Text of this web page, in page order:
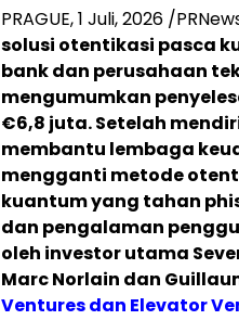
PRAGUE,1 Juli, 2026 /
solusi otentikasi pasca
bank dan perusahaan
mengumumkan
€6,8 juta.Setelah
membantu lembaga
mengganti metode
kuantum yang tahan
dan pengalaman
oleh investor utama
Marc Norlain dan
Ventures dan Elevator